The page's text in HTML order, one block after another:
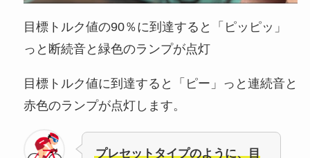
目標トルク値の90％に到達すると「ピッピッ」
っと断続音と緑色のランプが点灯
目標トルク値に到達すると「ピー」っと連続音と
赤色のランプが点灯します。
プレセットタイプのように、目